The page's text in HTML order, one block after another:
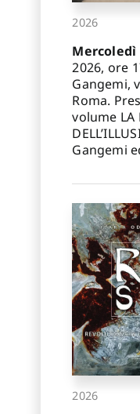
2026
Mercoledì
2026, ore
Gangemi,
Roma.
volume LA
Gangemi
2026